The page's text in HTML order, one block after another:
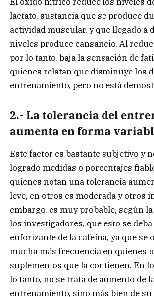
lactato, sustancia que se produce
actividad muscular, y que llegado a
niveles produce cansancio. Al
por lo tanto, baja la sensación de
quienes relatan que disminuye los
entrenamiento, pero no está
2.- La tolerancia del
aumenta en forma
Este factor es bastante subjetivo y
logrado medidas o porcentajes
quienes notan una tolerancia
leve, en otros es moderada y otros
embargo, es muy probable, según
los investigadores, que esto se deba
euforizante de la cafeína, ya que se
mucha más frecuencia en quienes
suplementos que la contienen. En
lo tanto, no se trata de aumento de
entrenamiento, sino más bien de